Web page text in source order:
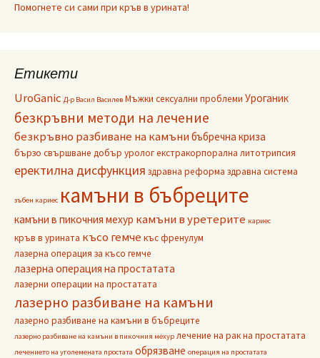
Помогнете си сами при кръв в урината!
Етикети
UroGanic Д-р Васил Василев Мъжки сексуални проблеми Уроганик
безкръвни методи на лечение
безкръвно разбиване на камънибъбречна криза
бързо свършване добър урологекстракорпорална литотрипсия
еректилна дисфункция здравна реформа здравна система
зъбен кариес камъни в бъбреците
камъни в пикочния мехур камъни в уретерите кариес
кръв в урината късо гемче къс френулум
лазерна операция за късо гемче
лазерна операция на простатата
лазерни операции на простатата
лазерно разбиване на камъни
лазерно разбиване на камъни в бъбреците
лазерно разбиване на камъни в пикочния мехур лечение на рак на простатата
лечението на уголемената простата обрязване операция на простатата